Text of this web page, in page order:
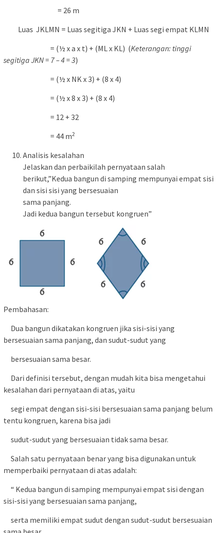
= 26 m
Luas JKLMN = Luas segitiga JKN + Luas segi empat KLMN
= (½ x a x t) + (ML x KL) (Keterangan: tinggi
segitiga JKN = 7 – 4 = 3)
= (½ x NK x 3) + (8 x 4)
= (½ x 8 x 3) + (8 x 4)
= 12 + 32
= 44 m2
Analisis kesalahan
Jelaskan dan perbaikilah pernyataan salah
berikut,”Kedua bangun di samping mempunyai empat sisi
dan sisi sisi yang bersesuaian
sama panjang.
Jadi kedua bangun tersebut kongruen”
Pembahasan:
Dua bangun dikatakan kongruen jika sisi-sisi yang
bersesuaian sama panjang, dan sudut-sudut yang
bersesuaian sama besar.
Dari definisi tersebut, dengan mudah kita bisa mengetahui
kesalahan dari pernyataan di atas, yaitu
segi empat dengan sisi-sisi bersesuaian sama panjang belum
tentu kongruen, karena bisa jadi
sudut-sudut yang bersesuaian tidak sama besar.
Salah satu pernyataan benar yang bisa digunakan untuk
memperbaiki pernyataan di atas adalah:
“ Kedua bangun di samping mempunyai empat sisi dengan
sisi-sisi yang bersesuaian sama panjang,
serta memiliki empat sudut dengan sudut-sudut bersesuaian